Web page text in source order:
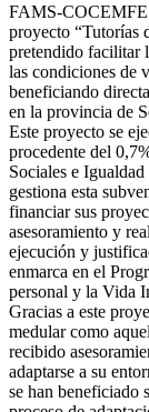
FAMS-COCEMFE
proyecto “Tutorías
pretendido facilitar
las condiciones de
beneficiando
en la provincia de
Este proyecto se
procedente del
Sociales e
gestiona esta
financiar sus
asesoramiento y
ejecución y
enmarca en el
personal y la Vida
Gracias a este
medular como
recibido
adaptarse a su
se han beneficiado